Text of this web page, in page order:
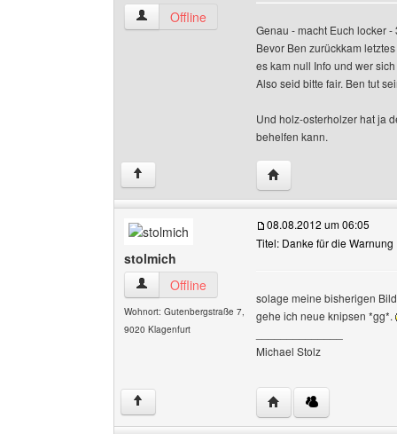
hpbk-css-design Benutzer-Profile anzeigen
Offline
Genau - macht Euch locker
Bevor Ben zurückkam
es kam null Info und wer
Also seid bitte fair. Ben tut
Und holz-osterholzer hat ja
behelfen kann.
↑ Website dieses
stolmich
stolmich Benutzer-Profile anzeigen
Offline
Wohnort: Gutenbergstraße 7,
9020 Klagenfurt
08.08.2012 um 06:05
Titel: Danke für die Warnung
solage meine bisherigen
gehe ich neue knipsen *gg*.
Michael Stolz
↑ Website dieses